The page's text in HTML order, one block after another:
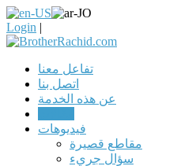
Login |
تفاعل معنا
اتصل بنا
عن هذه الخدمة
فيديوهات
مقاطع قصيرة
سؤال جريء